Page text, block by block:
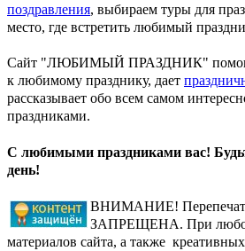
поздравления, выбираем туры для
место, где встретить любимый
Сайт "ЛЮБИМЫЙ ПРАЗДНИК"
к любимому празднику, дает
рассказывает обо всем самом
праздниками.
С любимыми праздниками вас!
день!
ВНИМАНИЕ!
ЗАПРЕЩЕНА. При
материалов сайта, а также